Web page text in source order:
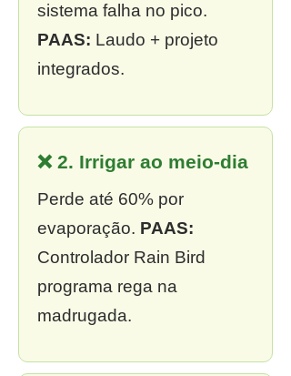
sistema falha no pico.
PAAS: Laudo + projeto
integrados.
❌ 2. Irrigar ao meio-dia
Perde até 60% por
evaporação. PAAS:
Controlador Rain Bird
programa rega na
madrugada.